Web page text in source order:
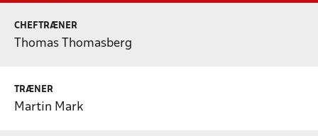
CHEFTRÆNER
Thomas Thomasberg
TRÆNER
Martin Mark